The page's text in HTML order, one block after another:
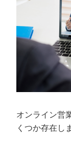
オンライン営
くつか存在し